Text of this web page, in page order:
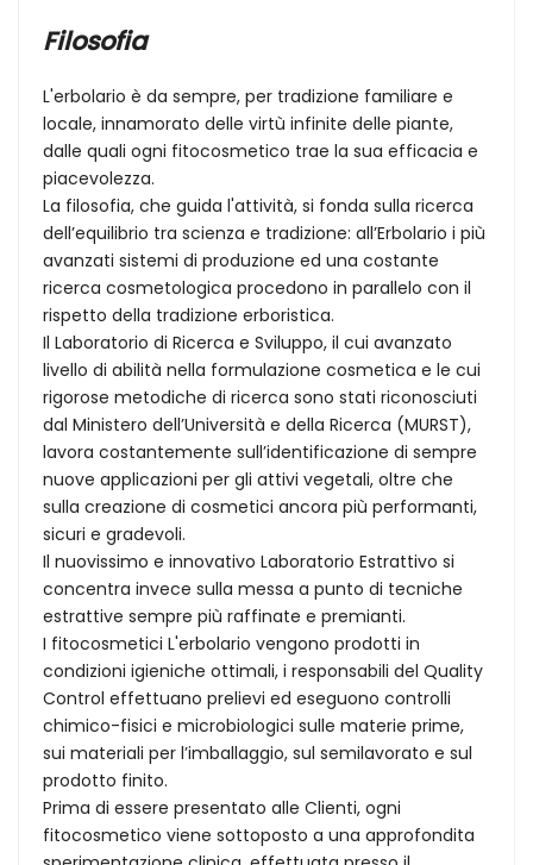
Filosofia
L'erbolario è da sempre, per tradizione familiare e
locale, innamorato delle virtù infinite delle piante,
dalle quali ogni fitocosmetico trae la sua efficacia e
piacevolezza.
La filosofia, che guida l'attività, si fonda sulla ricerca
dell’equilibrio tra scienza e tradizione: all’Erbolario i più
avanzati sistemi di produzione ed una costante
ricerca cosmetologica procedono in parallelo con il
rispetto della tradizione erboristica.
Il Laboratorio di Ricerca e Sviluppo, il cui avanzato
livello di abilità nella formulazione cosmetica e le cui
rigorose metodiche di ricerca sono stati riconosciuti
dal Ministero dell’Università e della Ricerca (MURST),
lavora costantemente sull’identificazione di sempre
nuove applicazioni per gli attivi vegetali, oltre che
sulla creazione di cosmetici ancora più performanti,
sicuri e gradevoli.
Il nuovissimo e innovativo Laboratorio Estrattivo si
concentra invece sulla messa a punto di tecniche
estrattive sempre più raffinate e premianti.
I fitocosmetici L'erbolario vengono prodotti in
condizioni igieniche ottimali, i responsabili del Quality
Control effettuano prelievi ed eseguono controlli
chimico-fisici e microbiologici sulle materie prime,
sui materiali per l’imballaggio, sul semilavorato e sul
prodotto finito.
Prima di essere presentato alle Clienti, ogni
fitocosmetico viene sottoposto a una approfondita